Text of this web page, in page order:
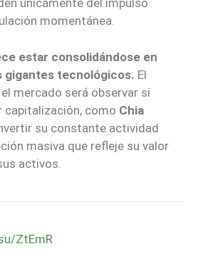
únicamente del impulso
momentánea.
estar consolidándose en
gigantes tecnológicos. El
mercado será observar si
capitalización, como Chia
su constante actividad
masiva que refleje su valor
activos.
ZtEmR